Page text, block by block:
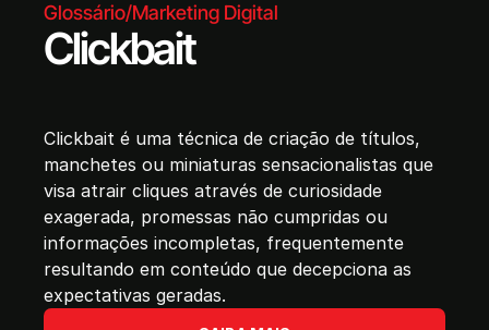
Glossário/Marketing Digital
Clickbait
Clickbait é uma técnica de criação de títulos,
manchetes ou miniaturas sensacionalistas que
visa atrair cliques através de curiosidade
exagerada, promessas não cumpridas ou
informações incompletas, frequentemente
resultando em conteúdo que decepciona as
expectativas geradas.